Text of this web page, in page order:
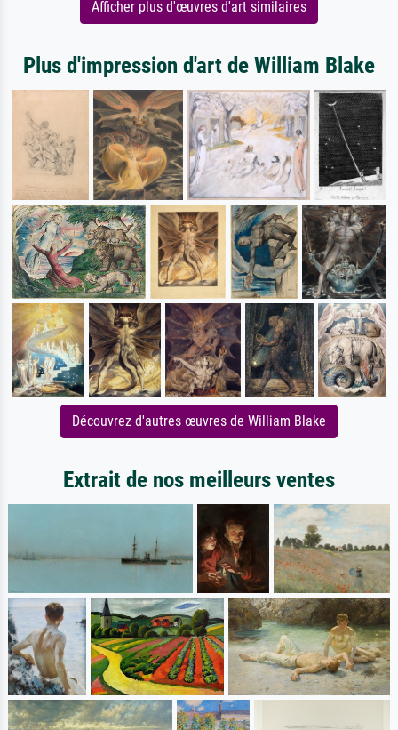
Afficher plus d'œuvres d'art similaires
Plus d'impression d'art de William Blake
Découvrez d'autres œuvres de William Blake
Extrait de nos meilleurs ventes